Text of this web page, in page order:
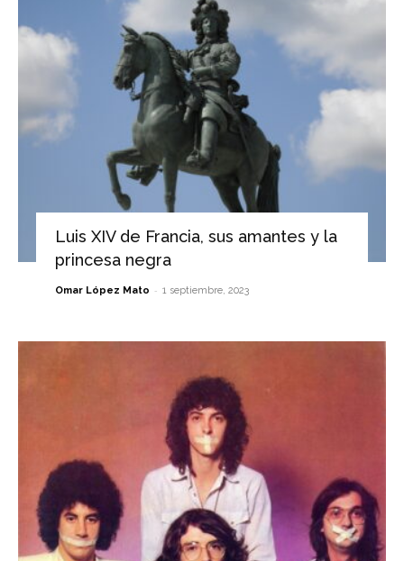
Luis XIV de Francia, sus amantes y la
princesa negra
Omar López Mato - 1 septiembre, 2023